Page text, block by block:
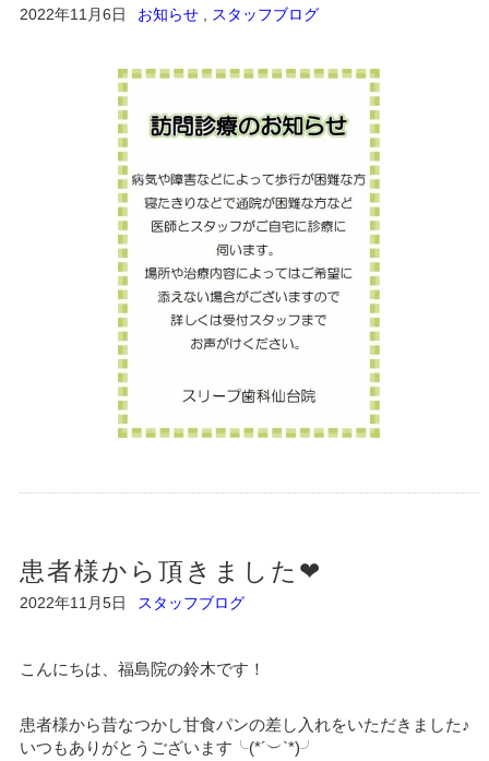
2022年11月6日 お知らせ, スタッフブログ
患者様から頂きました❤︎
2022年11月5日 スタッフブログ
こんにちは、福島院の鈴木です！
患者様から昔なつかし甘食パンの差し入れをいただきました♪
いつもありがとうございます╰(*´︶`*)╯